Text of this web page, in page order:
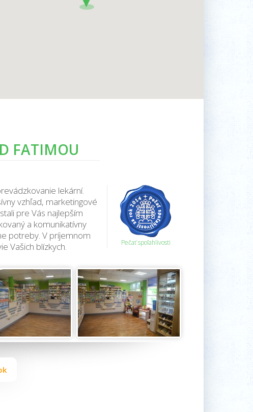
FATIMOU
Pečať spoľahlivosti
lekární.
vzhľad, marketingové
pre Vás najlepším
a komunikatívny
potreby. V príjemnom
Vašich blízkych.